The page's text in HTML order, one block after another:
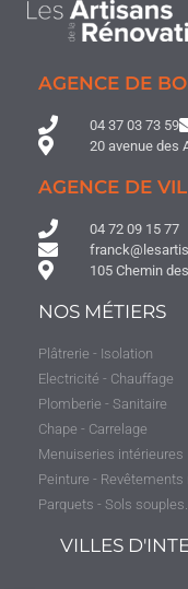
AGENCE DE
04 37 03 73 59
20 avenue des
AGENCE DE
04 72 09 15 77
105 Chemin
NOS MÉTIERS
Plâtrerie - Isolation
Electricité - Chauffage
Plomberie - Sanitaire
Chape - Carrelage
Menuiseries intérieures
Peinture - Revêtements
Parquets - Sols souples...
VILLES